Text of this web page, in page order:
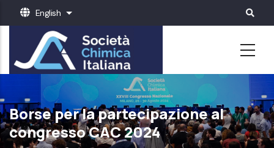
content
English List additional actions
Borse per la partecipazione al
congresso CAC 2024